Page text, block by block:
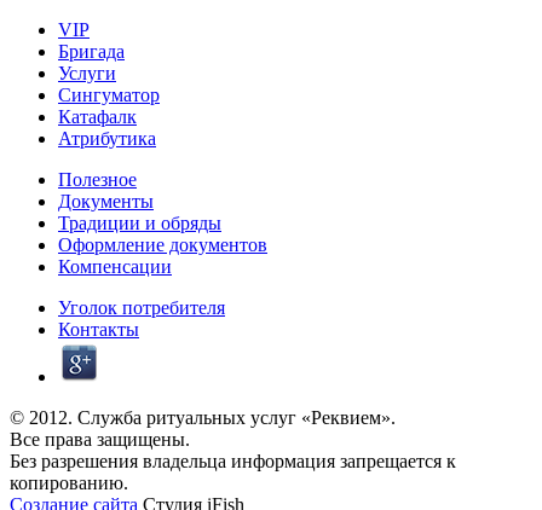
VIP
Бригада
Услуги
Сингуматор
Катафалк
Атрибутика
Полезное
Документы
Традиции и обряды
Оформление документов
Компенсации
Уголок потребителя
Контакты
© 2012. Служба ритуальных услуг «Реквием».
Все права защищены.
Без разрешения владельца информация запрещается к
копированию.
Создание сайта Студия iFish